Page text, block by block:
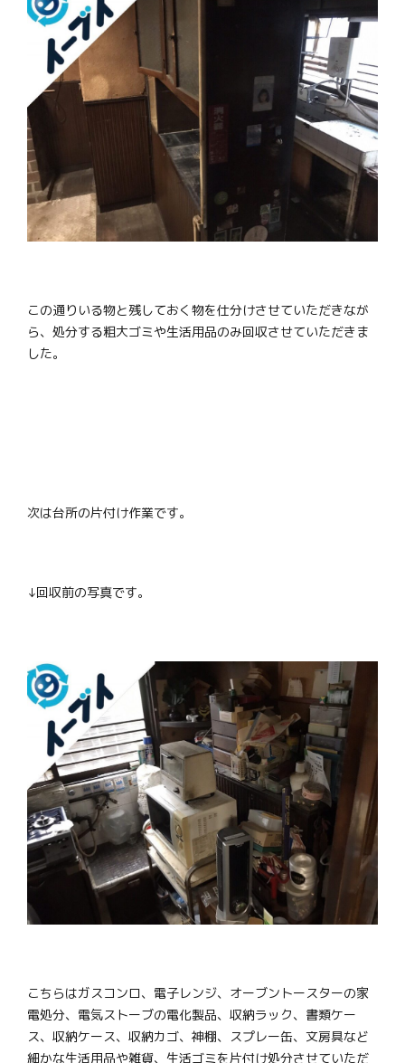
この通りいる物と残しておく物を仕分けさせていただきなが
ら、処分する粗大ゴミや生活用品のみ回収させていただきま
した。
次は台所の片付け作業です。
↓回収前の写真です。
こちらはガスコンロ、電子レンジ、オーブントースターの家
電処分、電気ストーブの電化製品、収納ラック、書類ケー
ス、収納ケース、収納カゴ、神棚、スプレー缶、文房具など
細かな生活用品や雑貨、生活ゴミを片付け処分させていただ